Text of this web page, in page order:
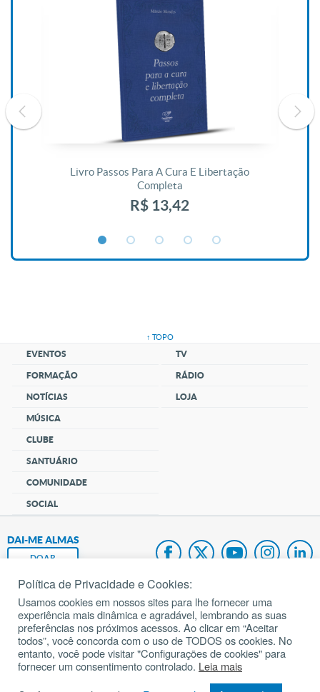
Livro Passos Para A Cura E Libertação
Completa
R$ 13,42
↑ TOPO
EVENTOS
FORMAÇÃO
NOTÍCIAS
MÚSICA
CLUBE
SANTUÁRIO
COMUNIDADE
SOCIAL
TV
RÁDIO
LOJA
DAI-ME ALMAS
DOAR
Fundação João Paulo II
Pedido de Oração
Mapa do site
Política de Privacidade e Cookies:
Usamos cookies em nossos sites para lhe fornecer uma
experiência mais dinâmica e agradável, lembrando as suas
preferências nos próximos acessos. Ao clicar em “Aceitar
todos”, você concorda com o uso de TODOS os cookies. No
entanto, você pode visitar "Configurações de cookies" para
fornecer um consentimento controlado. Leia mais